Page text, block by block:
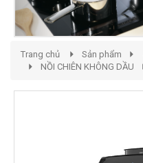
Trang chủ Sản phẩm
NỒI CHIÊN KHÔNG DẦU